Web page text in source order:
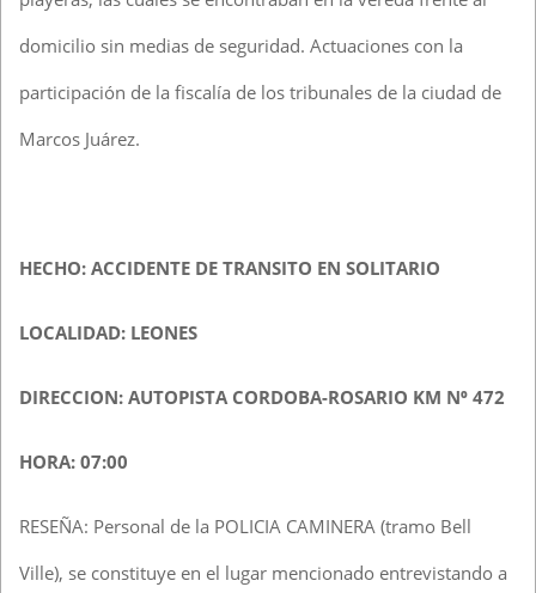
domicilio sin medias de seguridad. Actuaciones con la
participación de la fiscalía de los tribunales de la ciudad de
Marcos Juárez.
HECHO: ACCIDENTE DE TRANSITO EN SOLITARIO
LOCALIDAD: LEONES
DIRECCION: AUTOPISTA CORDOBA-ROSARIO KM N⁰ 472
HORA: 07:00
RESEÑA: Personal de la POLICIA CAMINERA (tramo Bell
Ville), se constituye en el lugar mencionado entrevistando a